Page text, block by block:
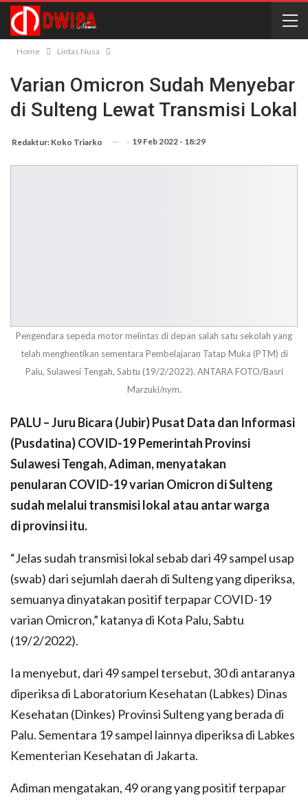
Home Lintas Nusa
Varian Omicron Sudah Menyebar
di Sulteng Lewat Transmisi Lokal
Redaktur: Koko Triarko - 19 Feb 2022 - 18:29
Pengendara sepeda motor melintas di depan salah satu sekolah yang
telah menghentikan sementara Pembelajaran Tatap Muka (PTM) di
Palu, Sulawesi Tengah, Sabtu (19/2/2022). ANTARA FOTO/Basri
Marzuki/nym.
PALU – Juru Bicara (Jubir) Pusat Data dan Informasi
(Pusdatina) COVID-19 Pemerintah Provinsi
Sulawesi Tengah, Adiman, menyatakan
penularan COVID-19 varian Omicron di Sulteng
sudah melalui transmisi lokal atau antar warga
di provinsi itu.
“Jelas sudah transmisi lokal sebab dari 49 sampel usap
(swab) dari sejumlah daerah di Sulteng yang diperiksa,
semuanya dinyatakan positif terpapar COVID-19
varian Omicron,” katanya di Kota Palu, Sabtu
(19/2/2022).
Ia menyebut, dari 49 sampel tersebut, 30 di antaranya
diperiksa di Laboratorium Kesehatan (Labkes) Dinas
Kesehatan (Dinkes) Provinsi Sulteng yang berada di
Palu. Sementara 19 sampel lainnya diperiksa di Labkes
Kementerian Kesehatan di Jakarta.
Adiman mengatakan, 49 orang yang positif terpapar